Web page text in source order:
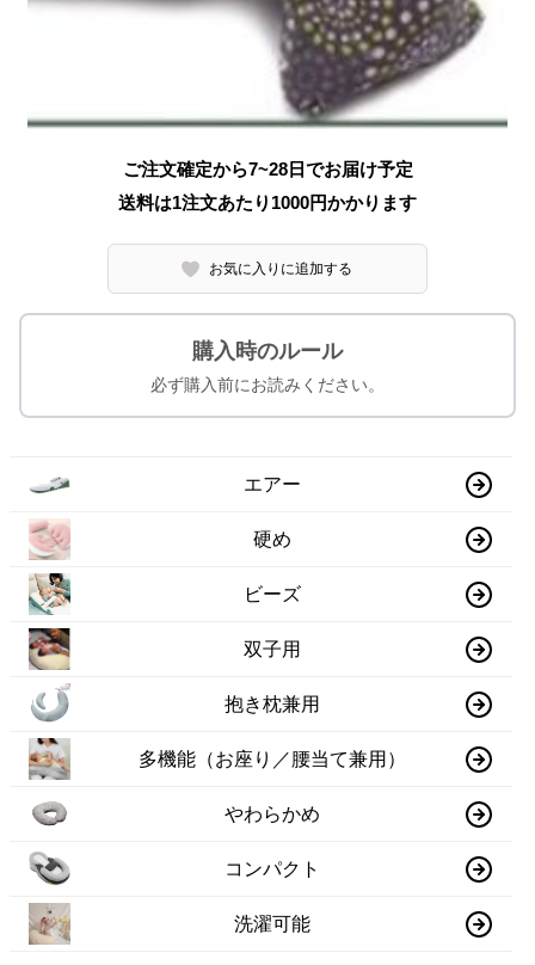
ご注文確定から7~28日でお届け予定
送料は1注文あたり 1000円かかります
お気に入りに追加する
購入時のルール
必ず購入前にお読みください。
エアー
硬め
ビーズ
双子用
抱き枕兼用
多機能（お座り／腰当て兼用）
やわらかめ
コンパクト
洗濯可能